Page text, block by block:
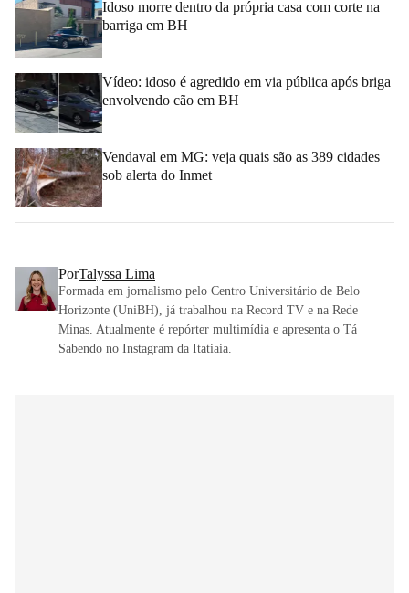
Idoso morre dentro da própria casa com corte na
barriga em BH
Vídeo: idoso é agredido em via pública após briga
envolvendo cão em BH
Vendaval em MG: veja quais são as 389 cidades
sob alerta do Inmet
PorTalyssa Lima
Formada em jornalismo pelo Centro Universitário de Belo
Horizonte (UniBH), já trabalhou na Record TV e na Rede
Minas. Atualmente é repórter multimídia e apresenta o Tá
Sabendo no Instagram da Itatiaia.